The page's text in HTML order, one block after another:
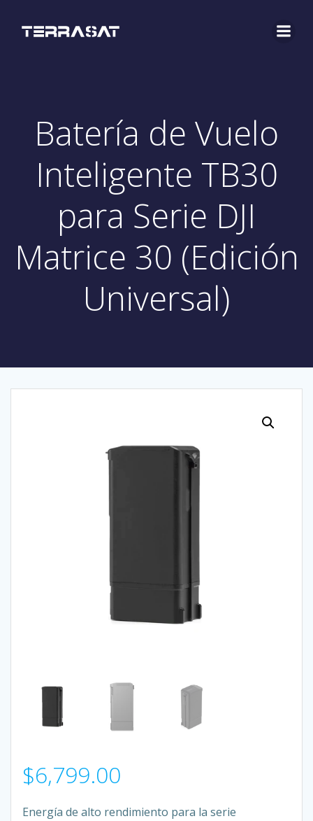
contenido
Batería de Vuelo
Inteligente TB30
para Serie DJI
Matrice 30 (Edición
Universal)
$6,799.00
Energía de alto rendimiento para la serie